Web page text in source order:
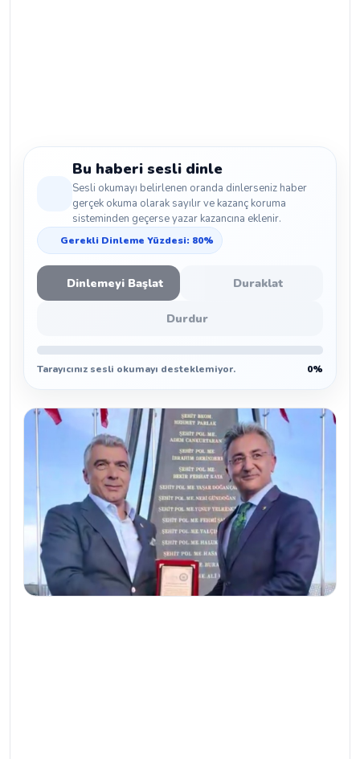
Bu haberi sesli dinle
Sesli okumayı belirlenen oranda dinlerseniz haber
gerçek okuma olarak sayılır ve kazanç koruma
sisteminden geçerse yazar kazancına eklenir.
Gerekli Dinleme Yüzdesi: 80%
Dinlemeyi Başlat Duraklat
Durdur
Tarayıcınız sesli okumayı desteklemiyor. 0%